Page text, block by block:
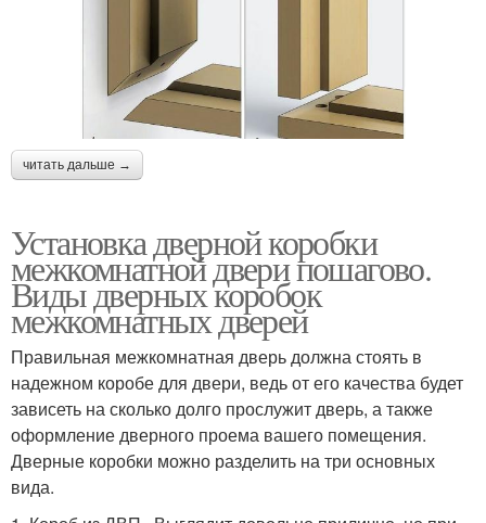
читать дальше →
Установка дверной коробки
межкомнатной двери пошагово.
Виды дверных коробок
межкомнатных дверей
Правильная межкомнатная дверь должна стоять в
надежном коробе для двери, ведь от его качества будет
зависеть на сколько долго прослужит дверь, а также
оформление дверного проема вашего помещения.
Дверные коробки можно разделить на три основных
вида.